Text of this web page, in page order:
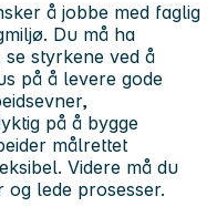
å jobbe med faglig
Du må ha
se styrkene ved å
på å levere gode
på å bygge
målrettet
Videre må du
og lede prosesser.